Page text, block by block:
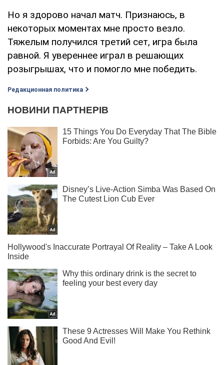
Но я здорово начал матч. Признаюсь, в
некоторых моментах мне просто везло.
Тяжелым получился третий сет, игра была
равной. Я увереннее играл в решающих
розыгрышах, что и помогло мне победить.
Редакционная политика